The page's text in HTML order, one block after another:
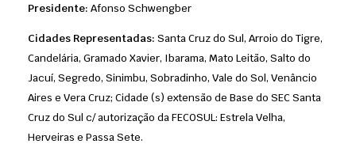
Presidente: Afonso Schwengber
Cidades Representadas: Santa Cruz do Sul, Arroio do Tigre,
Candelária, Gramado Xavier, Ibarama, Mato Leitão, Salto do
Jacuí, Segredo, Sinimbu, Sobradinho, Vale do Sol, Venâncio
Aires e Vera Cruz; Cidade (s) extensão de Base do SEC Santa
Cruz do Sul c/ autorização da FECOSUL: Estrela Velha,
Herveiras e Passa Sete.